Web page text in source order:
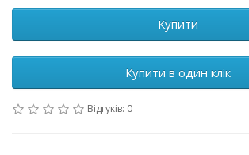
Купити
Купити в один клік
Відгуків: 0